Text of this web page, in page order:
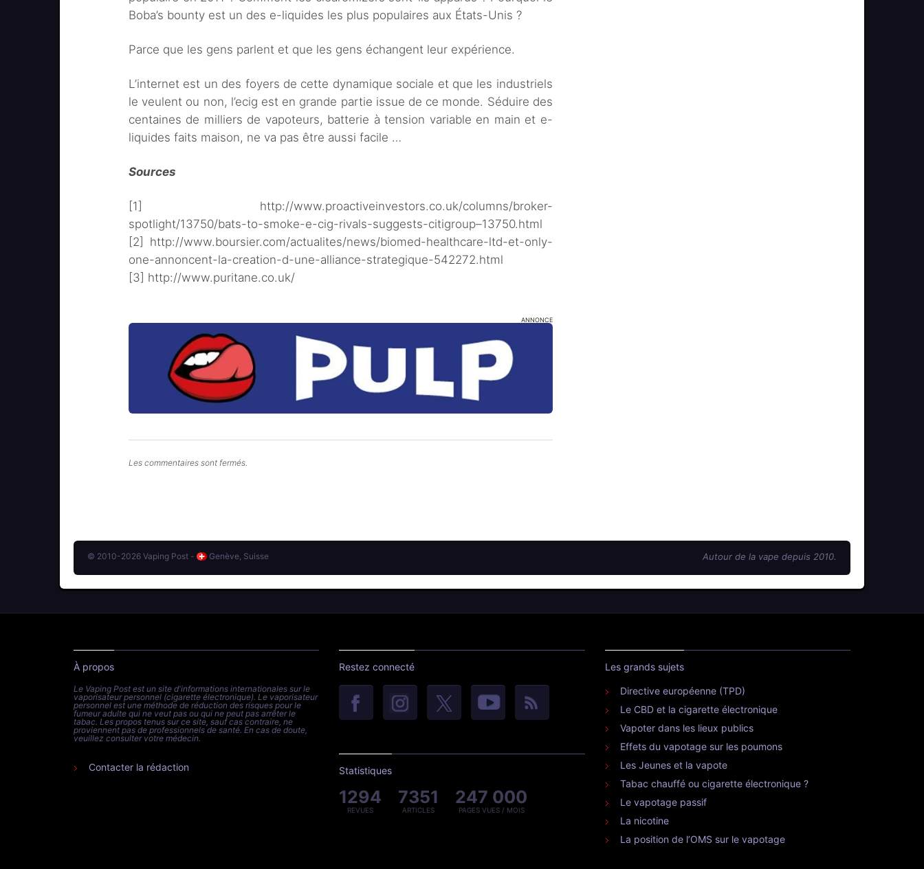
Boba’s bounty est un des e-liquides les plus populaires aux États-Unis ?
Parce que les gens parlent et que les gens échangent leur expérience.
L’internet est un des foyers de cette dynamique sociale et que les industriels
le veulent ou non, l’ecig est en grande partie issue de ce monde. Séduire des
centaines de milliers de vapoteurs, batterie à tension variable en main et e-
liquides faits maison, ne va pas être aussi facile …
Sources
[1] http://www.proactiveinvestors.co.uk/columns/broker-
spotlight/13750/bats-to-smoke-e-cig-rivals-suggests-citigroup–13750.html
[2] http://www.boursier.com/actualites/news/biomed-healthcare-ltd-et-only-
one-annoncent-la-creation-d-une-alliance-strategique-542272.html
[3] http://www.puritane.co.uk/
ANNONCE
Les commentaires sont fermés.
© 2010-2026 Vaping Post - Genève, Suisse Autour de la vape depuis 2010.
À propos
Le Vaping Post est un site d'informations internationales sur le
vaporisateur personnel (cigarette électronique). Le vaporisateur
personnel est une méthode de réduction des risques pour le
fumeur adulte qui ne veut pas ou qui ne peut pas arrêter le
tabac. Les propos tenus sur ce site, sauf cas contraire, ne
proviennent pas de professionnels de santé. En cas de doute,
veuillez consulter votre médecin.
Contacter la rédaction
Restez connecté
Statistiques
1294
REVUES
7351
ARTICLES
247 000
PAGES VUES / MOIS
Les grands sujets
Directive européenne (TPD)
Le CBD et la cigarette électronique
Vapoter dans les lieux publics
Effets du vapotage sur les poumons
Les Jeunes et la vapote
Tabac chauffé ou cigarette électronique ?
Le vapotage passif
La nicotine
La position de l’OMS sur le vapotage